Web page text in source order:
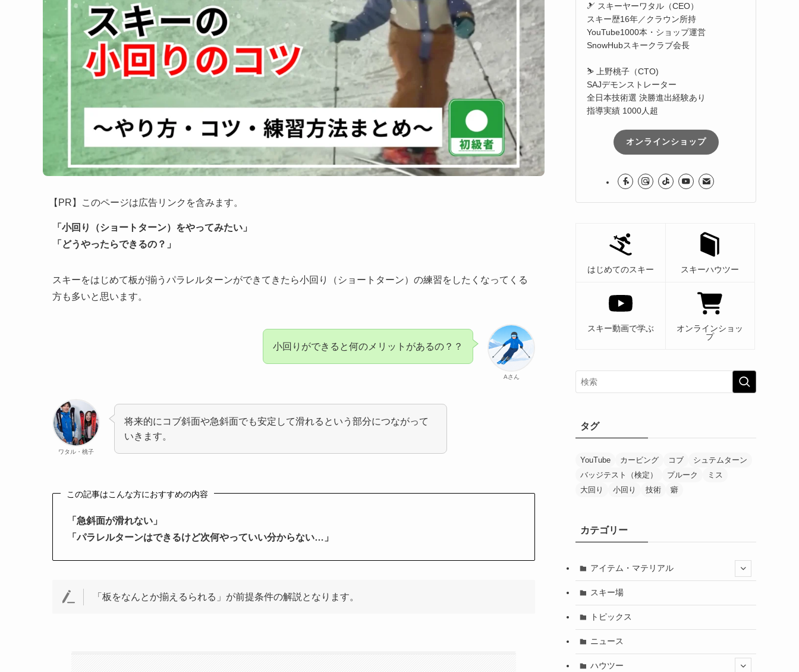
【PR】このページは広告リンクを含みます。
「小回り（ショートターン）をやってみたい」
「どうやったらできるの？」
スキーをはじめて板が揃うパラレルターンができてきたら小回り（ショートターン）の練習をしたくなってくる
方も多いと思います。
Aさん
小回りができると何のメリットがあるの？？
ワタル・桃子
将来的にコブ斜面や急斜面でも安定して滑れるという部分につながって
いきます。
この記事はこんな方におすすめの内容
「急斜面が滑れない」
「パラレルターンはできるけど次何やっていい分からない…」
「板をなんとか揃えるられる」が前提条件の解説となります。
🎿 スキーヤーワタル（CEO）
スキー歴16年／クラウン所持
YouTube1000本・ショップ運営
SnowHubスキークラブ会長
⛷️ 上野桃子（CTO)
SAJデモンストレーター
全日本技術選 決勝進出経験あり
指導実績 1000人超
オンラインショップ
はじめてのスキー スキーハウツー
スキー動画で学ぶ
オンラインショッ
プ
タグ
YouTube カービング コブ
シュテムターン
バッジテスト（検定）
プルーク
ミス
大回り
小回り 技術 癖
カテゴリー
アイテム・マテリアル
スキー場
トピックス
ニュース
ハウツー